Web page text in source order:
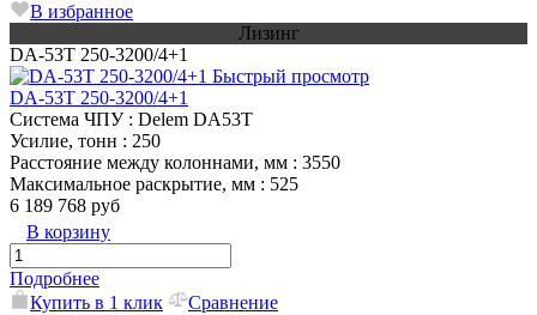
В избранное
Лизинг
DA-53T 250-3200/4+1
Быстрый просмотр
DA-53T 250-3200/4+1
Система ЧПУ: Delem DA53T
Усилие, тонн : 250
Расстояние между колоннами, мм : 3550
Максимальное раскрытие, мм : 525
6 189 768 руб
В корзину
Подробнее
Купить в 1 клик
Сравнение